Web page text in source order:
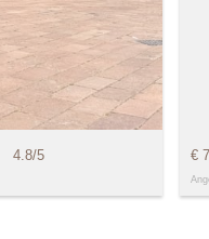
4.8/5 €